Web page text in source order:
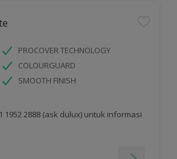
PROCOVER TECHNOLOGY
COLOURGUARD
SMOOTH FINISH
1952 2888 (ask dulux) untuk informasi